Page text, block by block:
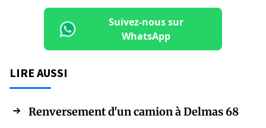
Suivez-nous sur
WhatsApp
LIRE AUSSI
Renversement d'un camion à Delmas 68